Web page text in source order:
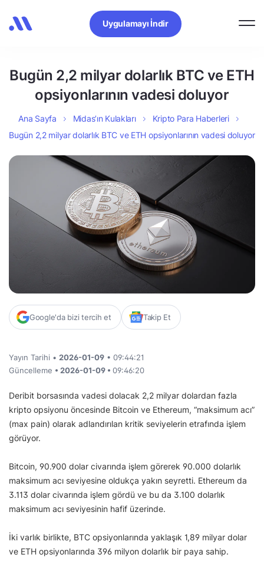
Uygulamayı İndir
Bugün 2,2 milyar dolarlık BTC ve ETH
opsiyonlarının vadesi doluyor
Ana Sayfa Midas’ın Kulakları
Kripto Para Haberleri
Bugün 2,2 milyar dolarlık BTC ve ETH opsiyonlarının vadesi doluyor
Google'da bizi tercih et Takip Et
Yayın Tarihi • 2026-01-09 • 09:44:21
Güncelleme • 2026-01-09 • 09:46:20
Deribit borsasında vadesi dolacak 2,2 milyar dolardan fazla
kripto opsiyonu öncesinde Bitcoin ve Ethereum, “maksimum acı”
(max pain) olarak adlandırılan kritik seviyelerin etrafında işlem
görüyor.
Bitcoin, 90.900 dolar civarında işlem görerek 90.000 dolarlık
maksimum acı seviyesine oldukça yakın seyretti. Ethereum da
3.113 dolar civarında işlem gördü ve bu da 3.100 dolarlık
maksimum acı seviyesinin hafif üzerinde.
İki varlık birlikte, BTC opsiyonlarında yaklaşık 1,89 milyar dolar
ve ETH opsiyonlarında 396 milyon dolarlık bir paya sahip.